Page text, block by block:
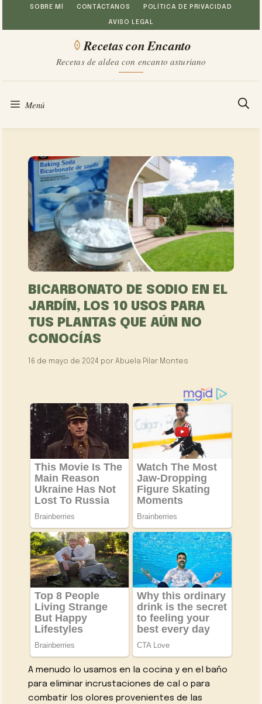
Saltar
al
SOBRE MÍ CONTÁCTANOS POLÍTICA DE PRIVACIDAD
AVISO LEGAL
Recetas con Encanto
Recetas de aldea con encanto asturiano
Menú
BICARBONATO DE SODIO EN EL
JARDÍN, LOS 10 USOS PARA
TUS PLANTAS QUE AÚN NO
CONOCÍAS
16 de mayo de 2024 porAbuela Pilar Montes
A menudo lo usamos en la cocina y en el baño
para eliminar incrustaciones de cal o para
combatir los olores provenientes de las